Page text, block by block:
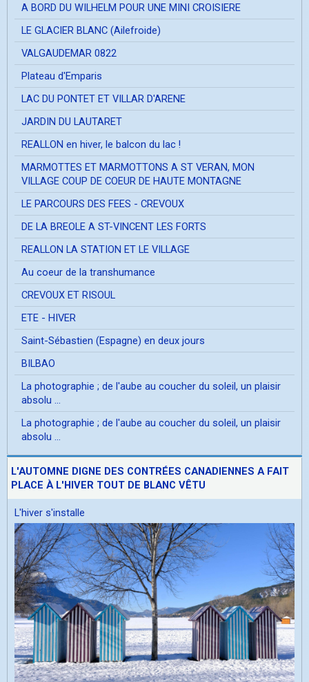
A BORD DU WILHELM POUR UNE MINI CROISIERE
LE GLACIER BLANC (Ailefroide)
VALGAUDEMAR 0822
Plateau d'Emparis
LAC DU PONTET ET VILLAR D'ARENE
JARDIN DU LAUTARET
REALLON en hiver, le balcon du lac !
MARMOTTES ET MARMOTTONS A ST VERAN, MON
VILLAGE COUP DE COEUR DE HAUTE MONTAGNE
LE PARCOURS DES FEES - CREVOUX
DE LA BREOLE A ST-VINCENT LES FORTS
REALLON LA STATION ET LE VILLAGE
Au coeur de la transhumance
CREVOUX ET RISOUL
ETE - HIVER
Saint-Sébastien (Espagne) en deux jours
BILBAO
La photographie ; de l'aube au coucher du soleil, un plaisir
absolu ...
La photographie ; de l'aube au coucher du soleil, un plaisir
absolu ...
L'AUTOMNE DIGNE DES CONTRÉES CANADIENNES A FAIT
PLACE À L'HIVER TOUT DE BLANC VÊTU
L'hiver s'installe